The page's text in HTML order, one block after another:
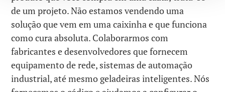
de um projeto. Não estamos vendendo uma
solução que vem em uma caixinha e que funciona
como cura absoluta. Colaborarmos com
fabricantes e desenvolvedores que fornecem
equipamento de rede, sistemas de automação
industrial, até mesmo geladeiras inteligentes. Nós